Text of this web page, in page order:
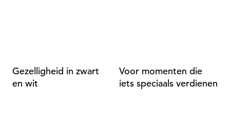
Gezelligheid in zwart
en wit
Voor momenten die
iets speciaals verdienen